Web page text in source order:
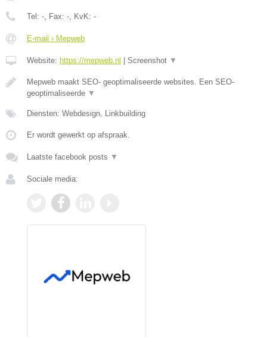
Tel: -, Fax: -, KvK: -
E-mail › Mepweb
Website: https://mepweb.nl Screenshot ▼
Mepweb maakt SEO- geoptimaliseerde websites. Een SEO-
geoptimaliseerde ▼
Diensten: Webdesign, Linkbuilding
Er wordt gewerkt op afspraak.
Laatste facebook posts ▼
Sociale media: